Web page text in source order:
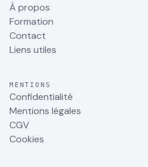
À propos
Formation
Contact
Liens utiles
MENTIONS
Confidentialité
Mentions légales
CGV
Cookies